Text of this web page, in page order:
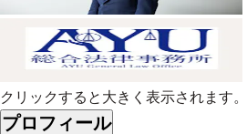
クリックすると大きく表示されます。
プロフィール